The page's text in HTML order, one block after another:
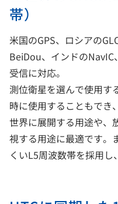
帯）
米国のGPS、ロシアの
BeiDou、インドのNavIC
受信に対応。
測位衛星を選んで使用す
時に使用することもでき
世界に展開する用途や、
視する用途に最適です。
くいL5周波数帯を採用し